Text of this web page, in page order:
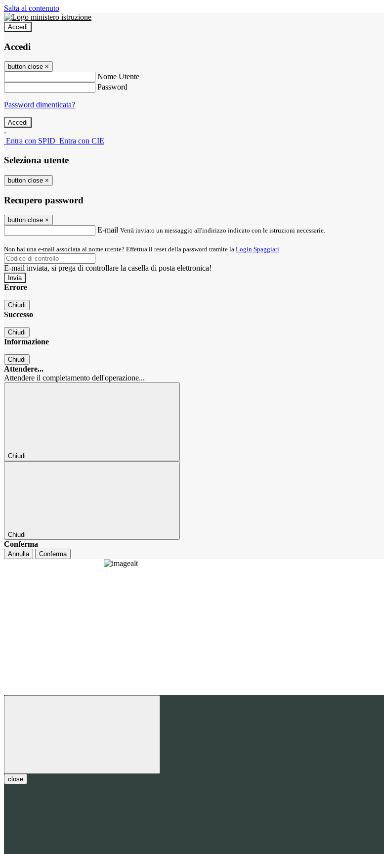
Salta al contenuto
Accedi
Accedi
button close ×
Nome Utente
Password
Password dimenticata?
-
Entra con SPID Entra con CIE
Seleziona utente
button close ×
Recupero password
button close ×
E-mail Verrà inviato un messaggio all'indirizzo indicato con le istruzioni necessarie.
Non hai una e-mail associata al nome utente? Effettua il reset della password tramite la Login Spaggiari
E-mail inviata, si prega di controllare la casella di posta elettronica!
Errore
Chiudi
Successo
Chiudi
Informazione
Chiudi
Attendere...
Attendere il completamento dell'operazione...
Chiudi
Chiudi
Conferma
Annulla Conferma
close